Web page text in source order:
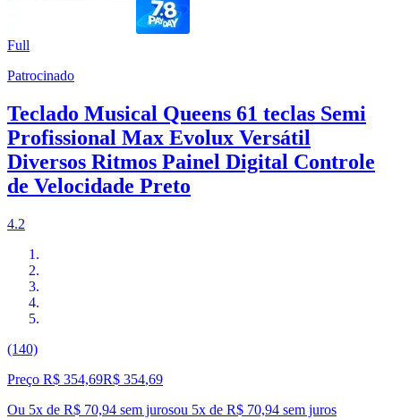
Full
Patrocinado
Teclado Musical Queens 61 teclas Semi
Profissional Max Evolux Versátil
Diversos Ritmos Painel Digital Controle
de Velocidade Preto
4.2
(140)
Preço R$ 354,69R$ 354,69
Ou 5x de R$ 70,94 sem jurosou 5x de R$ 70,94 sem juros